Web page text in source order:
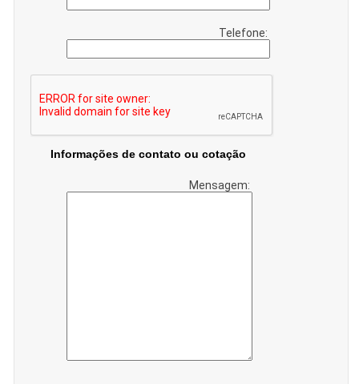
Telefone:
Informações de contato ou cotação
Mensagem: